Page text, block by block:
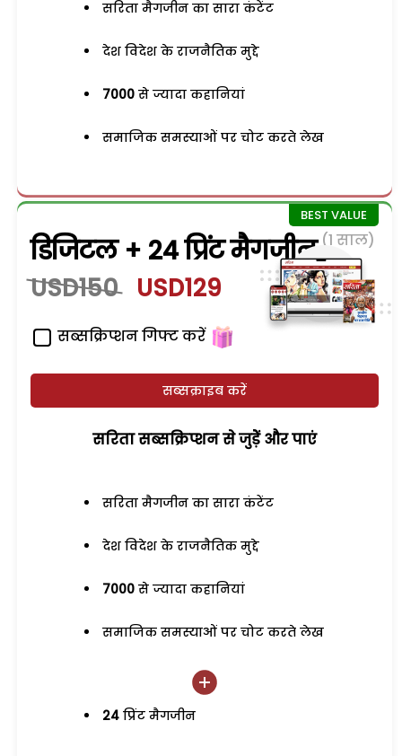
सरिता मैगजीन का सारा कंटेंट
देश विदेश के राजनैतिक मुद्दे
7000 से ज्यादा कहानियां
समाजिक समस्याओं पर चोट करते लेख
डिजिटल + 24 प्रिंट मैगजीन (1 साल)
USD150 USD129
सब्सक्रिप्शन गिफ्ट करें
सब्सक्राइब करें
सरिता सब्सक्रिप्शन से जुड़ेें और पाएं
सरिता मैगजीन का सारा कंटेंट
देश विदेश के राजनैतिक मुद्दे
7000 से ज्यादा कहानियां
समाजिक समस्याओं पर चोट करते लेख
24 प्रिंट मैगजीन